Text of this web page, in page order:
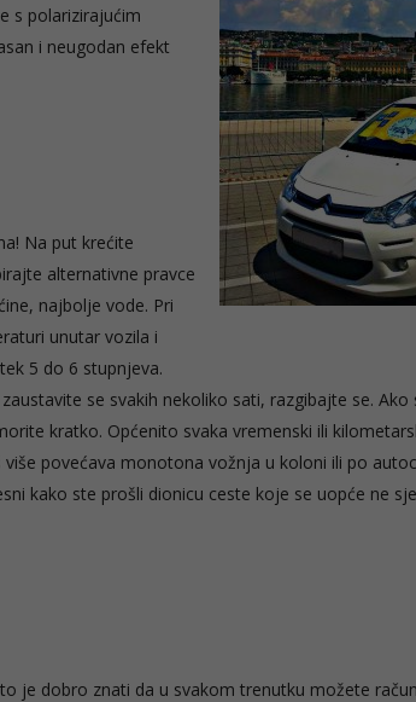
s polarizirajućim
i neugodan efekt
Na put krećite
alternativne pravce
najbolje vode. Pri
unutar vozila i
5 do 6 stupnjeva.
se svakih nekoliko sati, razgibajte se. Ako
kratko. Općenito svaka vremenski ili
povećava monotona vožnja u koloni ili po
kako ste prošli dionicu ceste koje se uopće ne
je dobro znati da u svakom trenutku možete